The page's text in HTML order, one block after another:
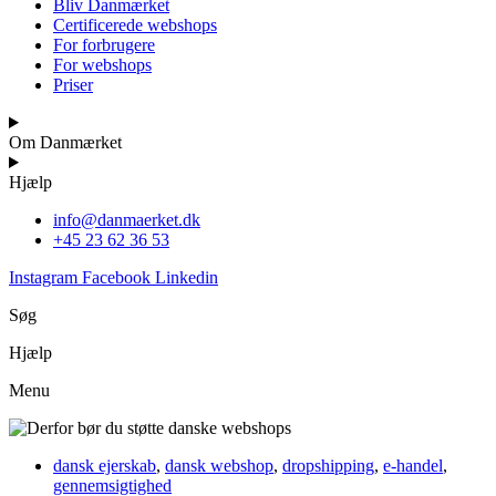
Bliv Danmærket
Certificerede webshops
For forbrugere
For webshops
Priser
Om Danmærket
Hjælp
info@danmaerket.dk
+45 23 62 36 53
Instagram Facebook Linkedin
Søg
Hjælp
Menu
dansk ejerskab, dansk webshop, dropshipping, e-handel,
gennemsigtighed